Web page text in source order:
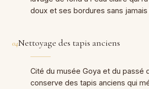
doux et ses bordures sans jamais
04Nettoyage des tapis anciens
Cité du musée Goya et du passé
conserve des tapis anciens qui